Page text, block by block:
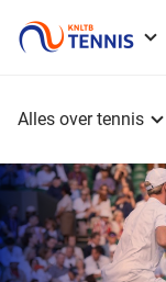
Alles over tennis